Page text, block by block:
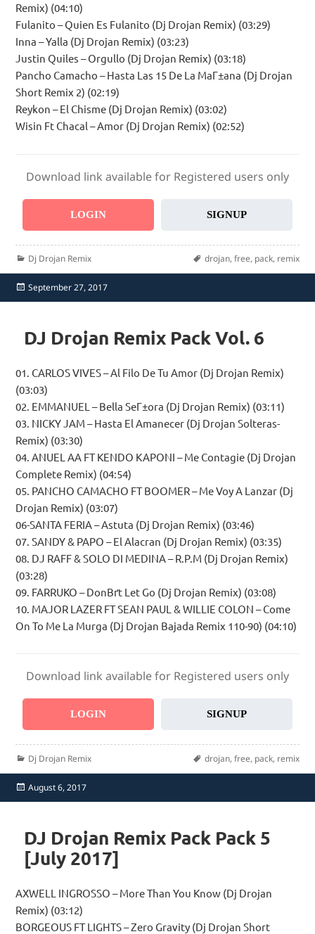
Remix) (04:10)
Fulanito – Quien Es Fulanito (Dj Drojan Remix) (03:29)
Inna – Yalla (Dj Drojan Remix) (03:23)
Justin Quiles – Orgullo (Dj Drojan Remix) (03:18)
Pancho Camacho – Hasta Las 15 De La MaГ±ana (Dj Drojan
Short Remix 2) (02:19)
Reykon – El Chisme (Dj Drojan Remix) (03:02)
Wisin Ft Chacal – Amor (Dj Drojan Remix) (02:52)
Download link available for Registered users only
LOGIN SIGNUP
Categories
Dj Drojan Remix Tags
drojan, free, pack, remix
Posted
on
September 27, 2017
DJ Drojan Remix Pack Vol. 6
01. CARLOS VIVES – Al Filo De Tu Amor (Dj Drojan Remix)
(03:03)
02. EMMANUEL – Bella SeГ±ora (Dj Drojan Remix) (03:11)
03. NICKY JAM – Hasta El Amanecer (Dj Drojan Solteras-
Remix) (03:30)
04. ANUEL AA FT KENDO KAPONI – Me Contagie (Dj Drojan
Complete Remix) (04:54)
05. PANCHO CAMACHO FT BOOMER – Me Voy A Lanzar (Dj
Drojan Remix) (03:07)
06-SANTA FERIA – Astuta (Dj Drojan Remix) (03:46)
07. SANDY & PAPO – El Alacran (Dj Drojan Remix) (03:35)
08. DJ RAFF & SOLO DI MEDINA – R.P.M (Dj Drojan Remix)
(03:28)
09. FARRUKO – DonВґt Let Go (Dj Drojan Remix) (03:08)
10. MAJOR LAZER FT SEAN PAUL & WILLIE COLON – Come
On To Me La Murga (Dj Drojan Bajada Remix 110-90) (04:10)
Download link available for Registered users only
LOGIN SIGNUP
Categories
Dj Drojan Remix Tags
drojan, free, pack, remix
Posted
on
August 6, 2017
DJ Drojan Remix Pack Pack 5
[July 2017]
AXWELL INGROSSO – More Than You Know (Dj Drojan
Remix) (03:12)
BORGEOUS FT LIGHTS – Zero Gravity (Dj Drojan Short